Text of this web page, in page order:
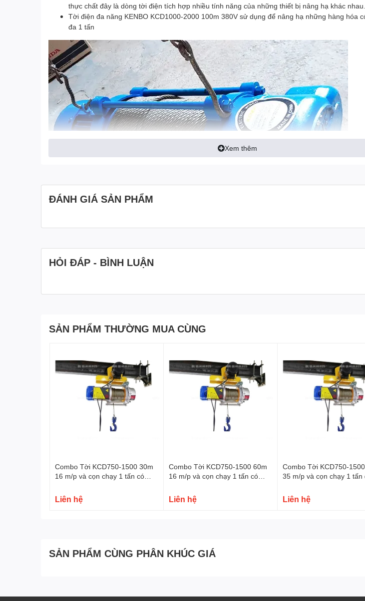
thực chất đây là dòng tời điện tích hợp nhiều tính năng của những thiết bị nâng hạ khác nhau.
Tời điện đa năng KENBO KCD1000-2000 100m 380V sử dụng để nâng hạ những hàng hóa
đa 1 tấn
Trước khi dùng nhớ
Nghiêm cấm đứng phía dưới khi cẩu hàng đề phòng đứt cáp hay mất phanh
Hình ảnh thực tế Tời điện đa năng KENBO KCD1000-2000 100m 380V
Video giới thiệu Tời điện đa năng KENBO KCD1000-2000 100m 380V
Xem thêm
ĐÁNH GIÁ SẢN PHẨM
HỎI ĐÁP - BÌNH LUẬN
SẢN PHẨM THƯỜNG MUA CÙNG
Combo Tời KCD750-1500 30m
16 m/p và cọn chạy 1 tấn có
Liên hệ
Combo Tời KCD750-1500 60m
16 m/p và cọn chạy 1 tấn có
Liên hệ
Combo Tời KCD750-
35 m/p và cọn chạy 1 tấn
Liên hệ
SẢN PHẨM CÙNG PHÂN KHÚC GIÁ